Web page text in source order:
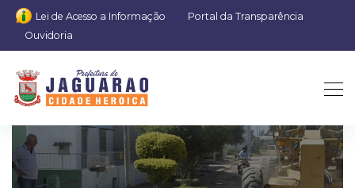
Lei de Acesso a Informação
Portal da Transparência
Ouvidoria